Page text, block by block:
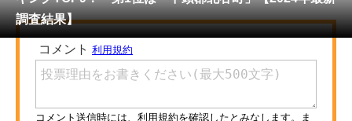
メディア
注目記事を集めた総合ページ
ITの今と未来を見通す
スマホと通信の最新トレンド
調査結果】